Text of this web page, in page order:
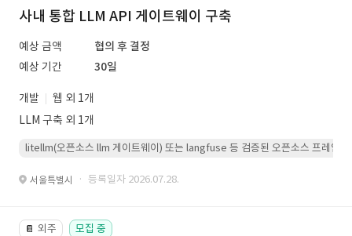
사내 통합 LLM API 게이트웨이 구축
예상 금액
협의 후 결정
예상 기간
30일
개발
웹 외 1개
LLM 구축 외 1개
litellm(오픈소스 llm 게이트웨이) 또는 langfuse 등 검증된 오픈소스 프레임워
서울특별시 · 등록일자 2026.07.28.
📔 외주 모집 중